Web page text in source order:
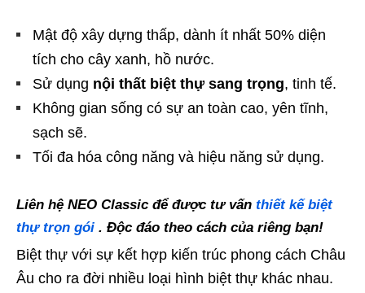
Mật độ xây dựng thấp, dành ít nhất 50% diện
tích cho cây xanh, hồ nước.
Sử dụng nội thất biệt thự sang trọng, tinh tế.
Không gian sống có sự an toàn cao, yên tĩnh,
sạch sẽ.
Tối đa hóa công năng và hiệu năng sử dụng.
Liên hệ NEO Classic để được tư vấn thiết kế biệt
thự trọn gói . Độc đáo theo cách của riêng bạn!
Biệt thự với sự kết hợp kiến trúc phong cách Châu
Âu cho ra đời nhiều loại hình biệt thự khác nhau.